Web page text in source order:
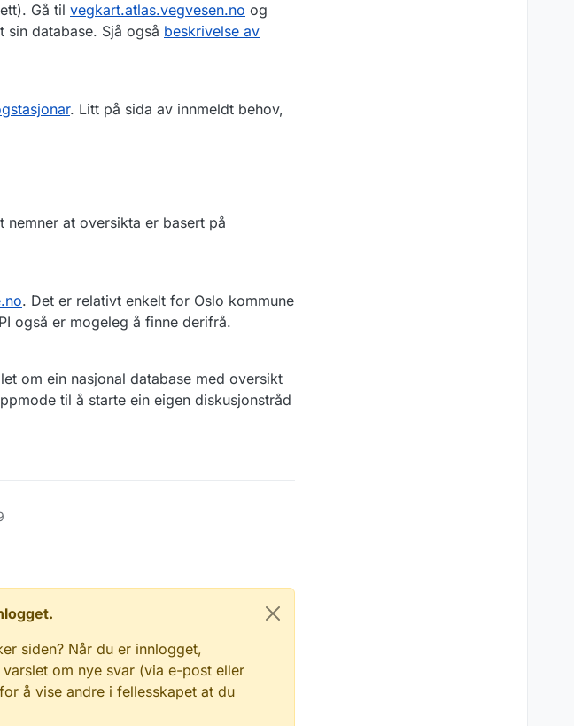
Gå til vegkart.atlas.vegvesen.no og
database. Sjå også beskrivelse av
. Litt på sida av innmeldt behov,
at oversikta er basert på
. Det er relativt enkelt for Oslo kommune
også er mogeleg å finne derifrå.
om ein nasjonal database med oversikt
til å starte ein eigen diskusjonstråd
siden? Når du er innlogget,
om nye svar (via e-post eller
å vise andre i fellesskapet at du